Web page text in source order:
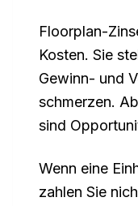
Floorplan-
Kosten. Sie
Gewinn- und
schmerzen.
sind
Wenn eine
zahlen Sie